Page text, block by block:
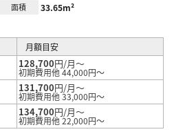
面積 33.65m²
月額目安
128,700円/月～
初期費用他 44,000円～
131,700円/月～
初期費用他 33,000円～
134,700円/月～
初期費用他 22,000円～